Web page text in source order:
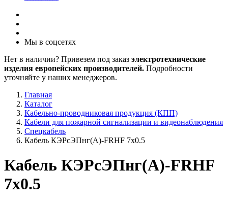
Мы в соцсетях
Нет в наличии? Привезем под заказ электротехнические
изделия европейских производителей. Подробности
уточняйте у наших менеджеров.
Главная
Каталог
Кабельно-проводниковая продукция (КПП)
Кабели для пожарной сигнализации и видеонаблюдения
Спецкабель
Кабель КЭРсЭПнг(А)-FRHF 7х0.5
Кабель КЭРсЭПнг(А)-FRHF
7х0.5